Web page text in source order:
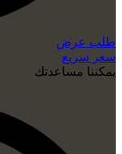
طلب عرض
سعر سريع
يمكننا مساعدتك